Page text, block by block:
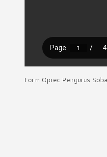
Form Oprec Pengurus